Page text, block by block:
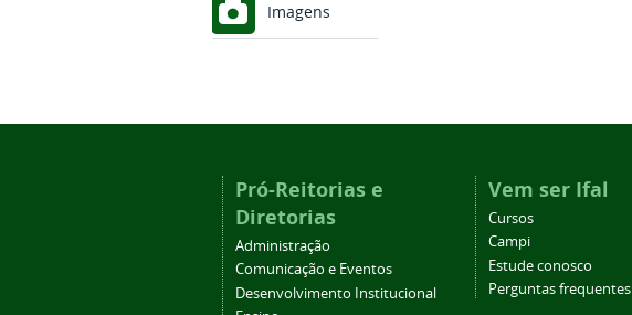
Imagens
Pró-Reitorias e
Diretorias
Administração
Comunicação e Eventos
Desenvolvimento Institucional
Vem ser Ifal
Cursos
Campi
Estude conosco
Perguntas frequentes